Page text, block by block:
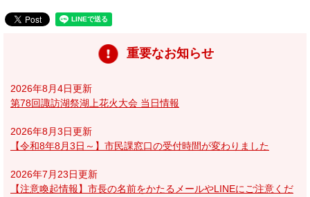
重要なお知らせ
2026年8月4日更新
第78回諏訪湖祭湖上花火大会 当日情報
2026年8月3日更新
【令和8年8月3日～】市民課窓口の受付時間が変わりました
2026年7月23日更新
【注意喚起情報】市長の名前をかたるメールやLINEにご注意くだ